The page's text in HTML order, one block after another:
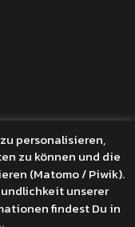
personalisieren,
zu können und die
(Matomo / Piwik).
unserer
findest Du in